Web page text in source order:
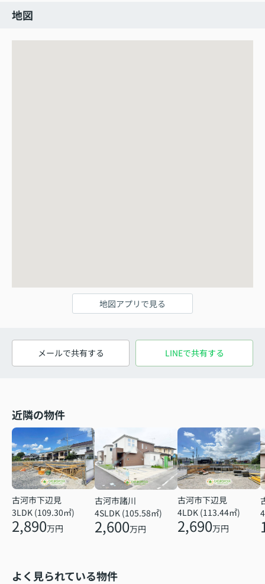
地図
地図アプリで見る
メールで共有する LINEで共有する
近隣の物件
古河市下辺見
3LDK (109.30㎡)
2,890万円
古河市諸川
4SLDK (105.58㎡)
2,600万円
古河市下辺見
4LDK (113.44㎡)
2,690万円
よく見られている物件